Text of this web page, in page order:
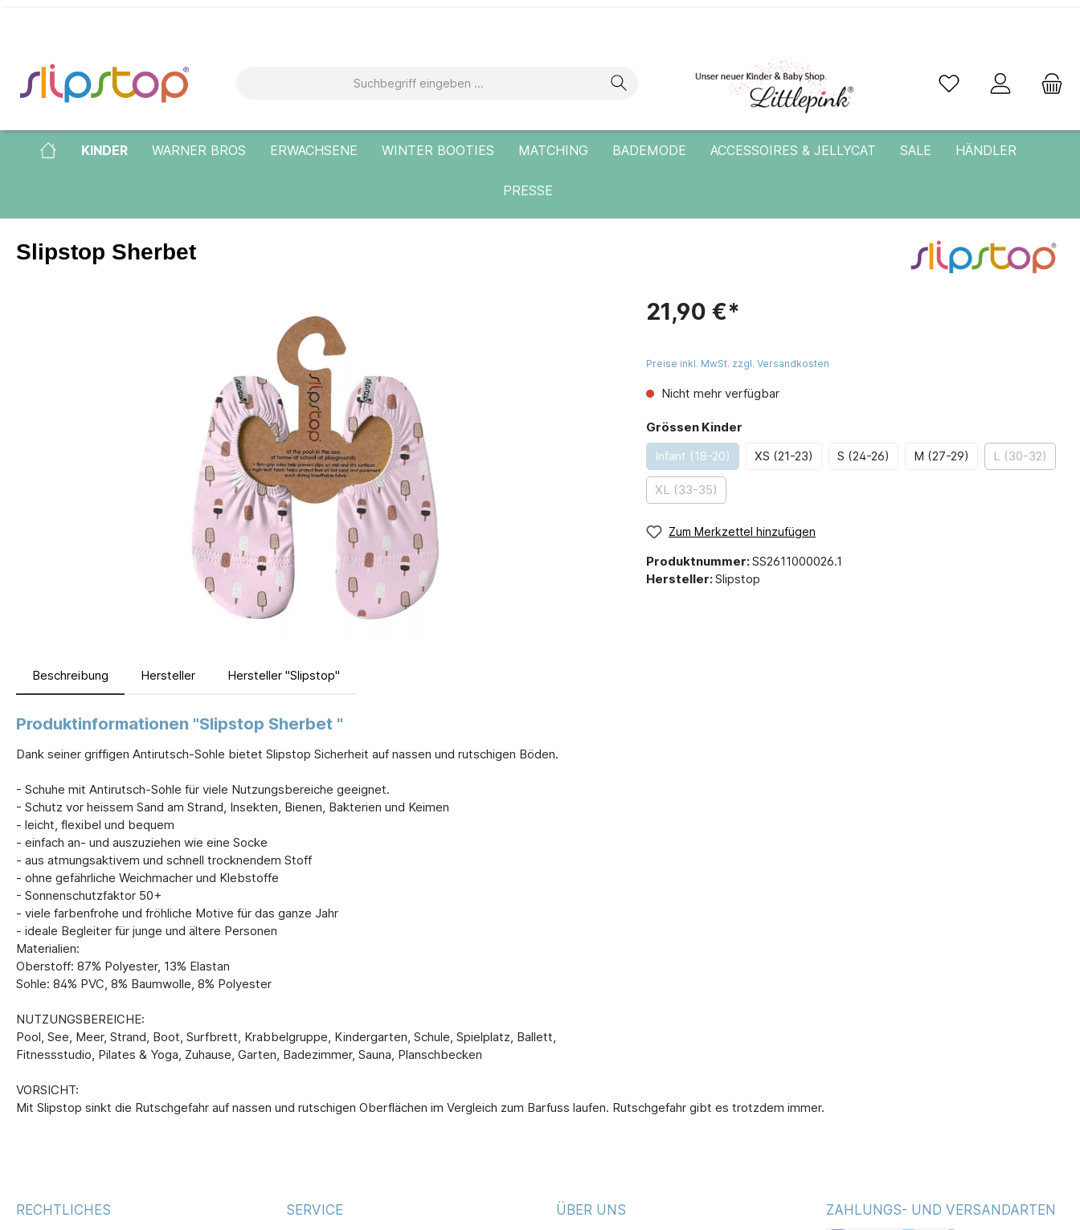
KINDER WARNER BROS ERWACHSENE WINTER BOOTIES MATCHING BADEMODE ACCESSOIRES & JELLYCAT SALE HÄNDLER
PRESSE
Slipstop Sherbet
21,90 €*
Preise inkl. MwSt. zzgl. Versandkosten
Nicht mehr verfügbar
Grössen Kinder
Infant (18-20)
XS (21-23) S (24-26) M (27-29) L (30-32)
XL (33-35)
Zum Merkzettel hinzufügen
Produktnummer:SS2611000026.1
Hersteller:Slipstop
Beschreibung Hersteller Hersteller "Slipstop"
Produktinformationen "Slipstop Sherbet "
Dank seiner griffigen Antirutsch-Sohle bietet Slipstop Sicherheit auf nassen und rutschigen Böden.
- Schuhe mit Antirutsch-Sohle für viele Nutzungsbereiche geeignet.
- Schutz vor heissem Sand am Strand, Insekten, Bienen, Bakterien und Keimen
- leicht, flexibel und bequem
- einfach an- und auszuziehen wie eine Socke
- aus atmungsaktivem und schnell trocknendem Stoff
- ohne gefährliche Weichmacher und Klebstoffe
- Sonnenschutzfaktor 50+
- viele farbenfrohe und fröhliche Motive für das ganze Jahr
- ideale Begleiter für junge und ältere Personen
Materialien:
Oberstoff: 87% Polyester, 13% Elastan
Sohle: 84% PVC, 8% Baumwolle, 8% Polyester
NUTZUNGSBEREICHE:
Pool, See, Meer, Strand, Boot, Surfbrett, Krabbelgruppe, Kindergarten, Schule, Spielplatz, Ballett,
Fitnessstudio, Pilates & Yoga, Zuhause, Garten, Badezimmer, Sauna, Planschbecken
VORSICHT:
Mit Slipstop sinkt die Rutschgefahr auf nassen und rutschigen Oberflächen im Vergleich zum Barfuss laufen. Rutschgefahr gibt es trotzdem immer.
RECHTLICHES SERVICE ÜBER UNS ZAHLUNGS- UND VERSANDARTEN